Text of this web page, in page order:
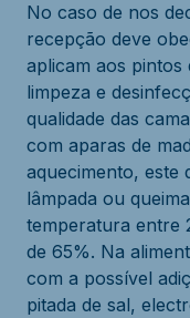
No caso de nos
recepção deve
aplicam aos pintos
limpeza e
qualidade das
com aparas de
aquecimento, este
lâmpada ou
temperatura entre
de 65%. Na
com a possível
pitada de sal,